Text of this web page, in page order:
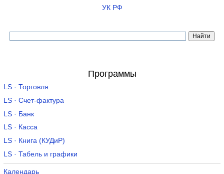
УК РФ
Программы
LS · Торговля
LS · Счет-фактура
LS · Банк
LS · Касса
LS · Книга (КУДиР)
LS · Табель и графики
Календарь